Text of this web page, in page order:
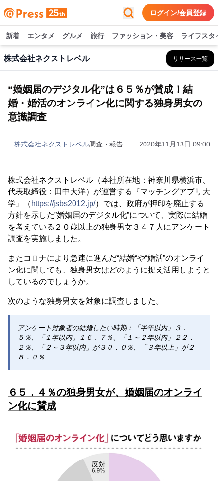
ログイン/会員登録
新着 エンタメ グルメ 旅行 ファッション・美容 ライフスタ
株式会社ネクストレベル リリース一覧
“婚姻届のデジタル化”は６５％が賛成！結
婚・婚活のオンライン化に関する独身男女の
意識調査
株式会社ネクストレベル調査・報告 2020年11月13日 09:00
株式会社ネクストレベル（本社所在地：神奈川県横浜市、
代表取締役：田中大洋）が運営する『マッチングアプリ大
学』（ https://jsbs2012.jp/）では、政府が押印を廃止する
方針を示した”婚姻届のデジタル化”について、実際に結婚
を考えている２０歳以上の独身男女３４７人にアンケート
調査を実施しました。
またコロナにより急速に進んだ“結婚“や“婚活”のオンライ
ン化に関しても、独身男女はどのように捉え活用しようと
しているのでしょうか。
次のような独身男女を対象に調査しました。
アンケート対象者の結婚したい時期：「半年以内」３．
５％、「１年以内」１６．７％、「１～２年以内」２２．
２％、「２～３年以内」が３０．０％、「３年以上」が２
８．０％
６５．４％の独身男女が、婚姻届のオンライ
ン化に賛成